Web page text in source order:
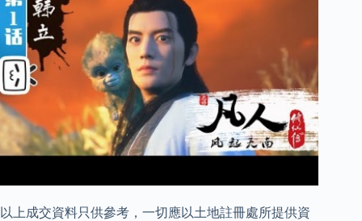
以上成交資料只供參考，一切應以土地註冊處所提供資